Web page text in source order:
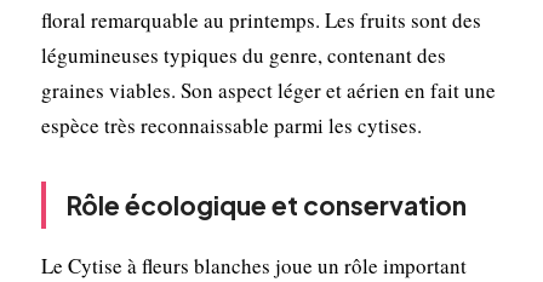
floral remarquable au printemps. Les fruits sont des
légumineuses typiques du genre, contenant des
graines viables. Son aspect léger et aérien en fait une
espèce très reconnaissable parmi les cytises.
Rôle écologique et conservation
Le Cytise à fleurs blanches joue un rôle important